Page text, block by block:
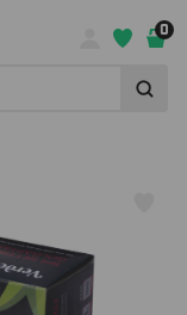
0